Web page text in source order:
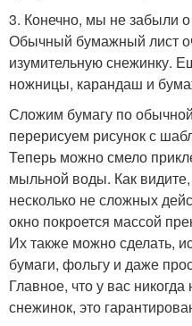
3. Конечно, мы не забыли
Обычный бумажный лист
изумительную снежинку.
ножницы, карандаш и
Сложим бумагу по
перерисуем рисунок с
Теперь можно смело
мыльной воды. Как видите,
несколько не сложных
окно покроется массой
Их также можно сделать,
бумаги, фольгу и даже
Главное, что у вас
снежинок, это